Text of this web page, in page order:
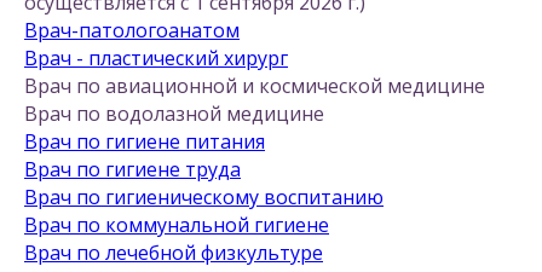
Врач-патологоанатом
Врач - пластический хирург
Врач по авиационной и космической медицине
Врач по водолазной медицине
Врач по гигиене питания
Врач по гигиене труда
Врач по гигиеническому воспитанию
Врач по коммунальной гигиене
Врач по лечебной физкультуре